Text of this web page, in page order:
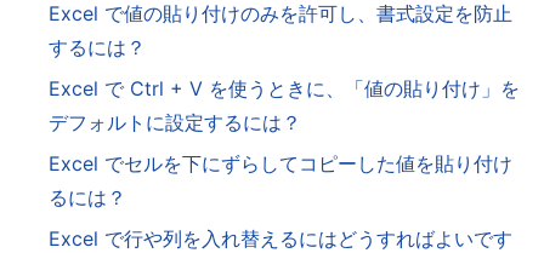
Excel で値の貼り付けのみを許可し、書式設定を防止
するには？
Excel で Ctrl + V を使うときに、「値の貼り付け」を
デフォルトに設定するには？
Excel でセルを下にずらしてコピーした値を貼り付け
るには？
Excel で行や列を入れ替えるにはどうすればよいです